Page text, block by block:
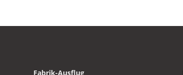
Fabrik-Ausflug